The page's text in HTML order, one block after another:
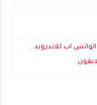
اب للاندرويد .
.